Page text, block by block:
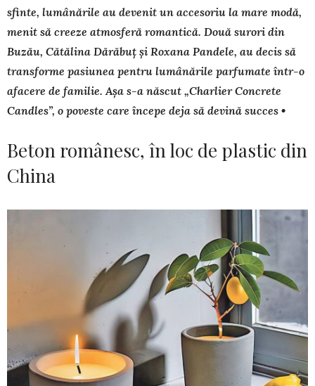
sfinte, lu­mânările au devenit un accesoriu la mare modă,
menit să creeze atmosfe­ră romantică. Două surori din
Buzău, Cătălina Dărăbuț și Roxana Pandele, au decis să
transforme pasiunea pentru lumânările parfumate într-o
afacere de familie. Așa s-a născut „Charlier Concrete
Candles”, o poveste care începe deja să devină succes •
Beton românesc, în loc de plastic din
China